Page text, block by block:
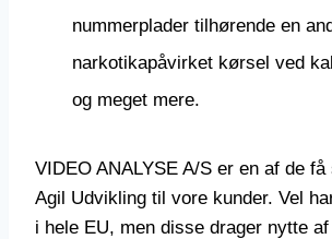
nummerplader tilhørende en
narkotikapåvirket kørsel ved
og meget mere.
VIDEO ANALYSE A/S er en af de
Agil Udvikling til vore kunder. Vel
i hele EU, men disse drager nytte